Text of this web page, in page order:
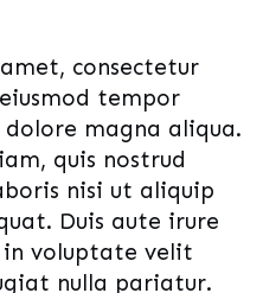
consectetur
tempor
magna aliqua.
quis nostrud
nisi ut aliquip
Duis aute irure
voluptate velit
nulla pariatur.